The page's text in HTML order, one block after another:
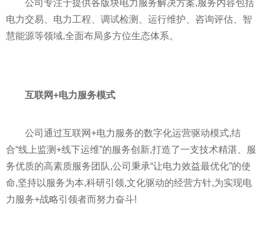
公司专注于提供各版块电力服务解决方案,服务内容包括
电力交易、电力工程、调试检测、运行维护、咨询评估、智
慧能源等领域,全面布局多方位生态体系。
互联网+电力服务模式
公司通过互联网+电力服务的数字化运营驱动模式,结
合“线上监测+线下运维”的服务创新,打造了一支技术精湛、服
务优质的高素质服务团队,公司秉承“让电力效益最优化”的使
命,坚持以服务为本,科研引领,文化驱动的经营方针,为实现电
力服务+战略引领者而努力奋斗!